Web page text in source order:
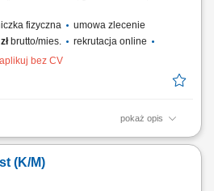
fizyczna
umowa zlecenie
brutto/mies.
rekrutacja online
aplikuj bez CV
pokaż opis
klientów w punktach sprzedaży
jakości obsługi kelnerskiej i
i procedur obowiązujących w
(K/M)